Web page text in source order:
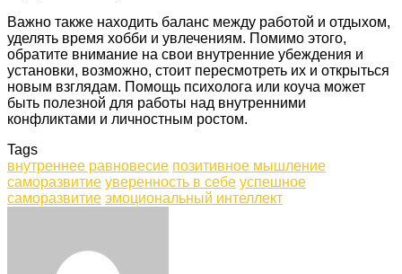
Важно также находить баланс между работой и отдыхом,
уделять время хобби и увлечениям. Помимо этого,
обратите внимание на свои внутренние убеждения и
установки, возможно, стоит пересмотреть их и открыться
новым взглядам. Помощь психолога или коуча может
быть полезной для работы над внутренними
конфликтами и личностным ростом.
Tags
внутреннее равновесие позитивное мышление
саморазвитие уверенность в себе успешное
саморазвитие эмоциональный интеллект